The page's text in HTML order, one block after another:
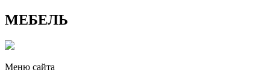
МЕБЕЛЬ
Меню сайта